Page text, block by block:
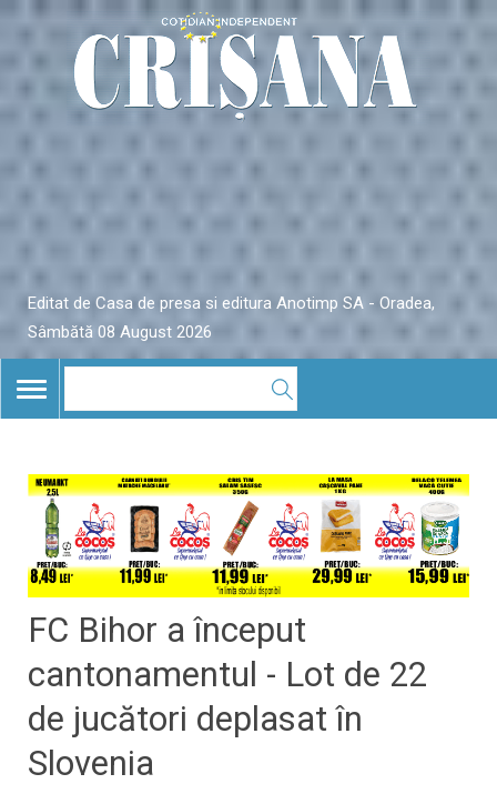
Editat de Casa de presa si editura Anotimp SA - Oradea,
Sâmbătă 08 August 2026
TOGGLE
NAVIGATION
FC Bihor a început
cantonamentul - Lot de 22
de jucători deplasat în
Slovenia